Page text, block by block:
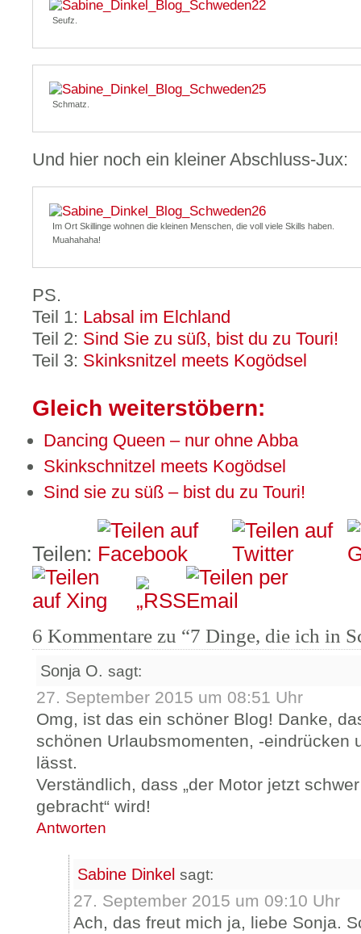
Seufz.
Schmatz.
Und hier noch ein kleiner Abschluss-Jux:
Im Ort Skillinge wohnen die kleinen Menschen, die voll viele Skills haben.
Muahahaha!
PS.
Teil 1: Labsal im Elchland
Teil 2: Sind Sie zu süß, bist du zu Touri!
Teil 3: Skinksnitzel meets Kogödsel
Gleich weiterstöbern:
Dancing Queen – nur ohne Abba
Skinkschnitzel meets Kogödsel
Sind sie zu süß – bist du zu Touri!
Teilen:
6 Kommentare zu “7 Dinge, die ich in
Sonja O. sagt:
27. September 2015 um 08:51 Uhr
Omg, ist das ein schöner Blog! Danke,
schönen Urlaubsmomenten, -eindrücken
lässt.
Verständlich, dass „der Motor jetzt
gebracht“ wird!
Antworten
Sabine Dinkel sagt:
27. September 2015 um 09:10 Uhr
Ach, das freut mich ja, liebe Sonja.